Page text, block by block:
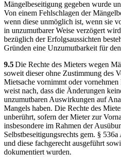
Mängelbeseitigung gegeben wurde
Von einem Fehlschlagen der
wenn diese unmöglich ist, wenn sie
in unzumutbarer Weise verzögert
bezüglich der Erfolgsaussichten
Gründen eine Unzumutbarkeit für
9.5Die Rechte des Mieters wegen
soweit dieser ohne Zustimmung des
Mietsache vornimmt oder vornehmen
weist nach, dass die Änderungen
unzumutbaren Auswirkungen auf
Mangels haben. Die Rechte des
unberührt, sofern der Mieter zur
insbesondere im Rahmen der
Selbstbeseitigungsrechts gem. §
und diese fachgerecht ausgeführt
dokumentiert wurden.